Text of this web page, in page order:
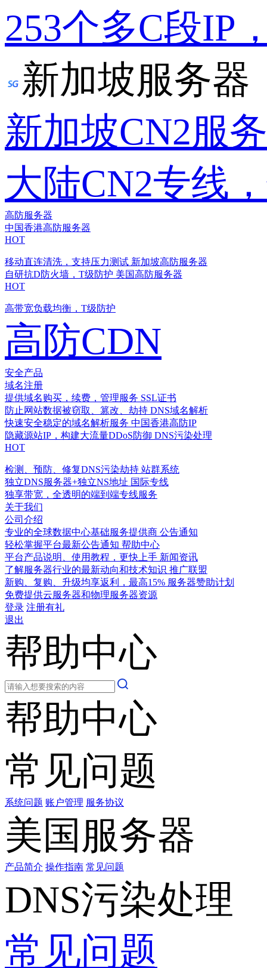
253个多C段IP
新加坡服务器
新加坡CN2服
大陆CN2专线
高防服务器
中国香港高防服务器
HOT
移动直连清洗，支持压力测试 新加坡高防服务器
自研抗D防火墙，T级防护 美国高防服务器
HOT
高带宽负载均衡，T级防护
高防CDN
安全产品
域名注册
提供域名购买，续费，管理服务 SSL证书
防止网站数据被窃取、篡改、劫持 DNS域名解析
快速安全稳定的域名解析服务 中国香港高防IP
隐藏源站IP，构建大流量DDoS防御 DNS污染处理
HOT
检测、预防、修复DNS污染劫持 站群系统
独立DNS服务器+独立NS地址 国际专线
独享带宽，全透明的端到端专线服务
关于我们
公司介绍
专业的全球数据中心基础服务提供商 公告通知
轻松掌握平台最新公告通知 帮助中心
平台产品说明、使用教程，更快上手 新闻资讯
了解服务器行业的最新动向和技术知识 推广联盟
新购、复购、升级均享返利，最高15% 服务器赞助计划
免费提供云服务器和物理服务器资源
登录 注册有礼
退出
帮助中心
帮助中心
常见问题
系统问题 账户管理 服务协议
美国服务器
产品简介 操作指南 常见问题
DNS污染处理
常见问题